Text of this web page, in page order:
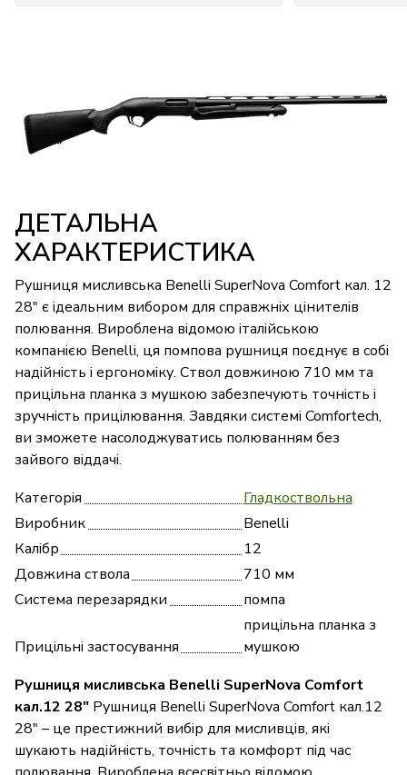
ДЕТАЛЬНА
ХАРАКТЕРИСТИКА
Рушниця мисливська Benelli SuperNova Comfort кал. 12
28" є ідеальним вибором для справжніх цінителів
полювання. Вироблена відомою італійською
компанією Benelli, ця помпова рушниця поєднує в собі
надійність і ергономіку. Ствол довжиною 710 мм та
прицільна планка з мушкою забезпечують точність і
зручність прицілювання. Завдяки системі Comfortech,
ви зможете насолоджуватись полюванням без
зайвого віддачі.
Категорія
Гладкоствольна
Виробник
Benelli
Калібр
12
Довжина ствола
710 мм
Система перезарядки
помпа
Прицільні застосування
прицільна планка з
мушкою
Рушниця мисливська Benelli SuperNova Comfort
кал.12 28" Рушниця Benelli SuperNova Comfort кал.12
28" – це престижний вибір для мисливців, які
шукають надійність, точність та комфорт під час